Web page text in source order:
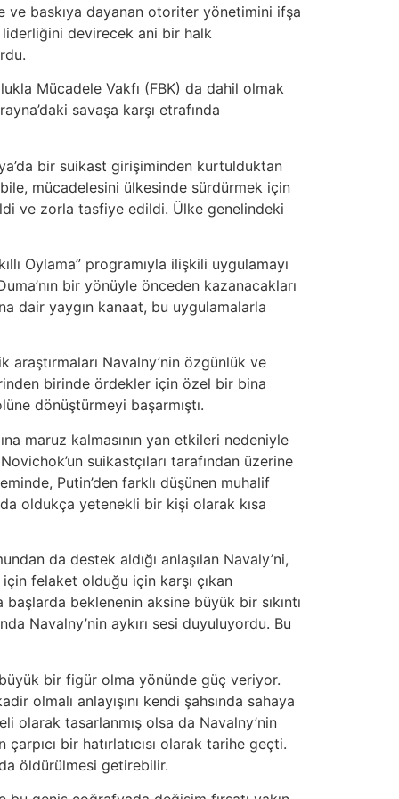
ve baskıya dayanan otoriter yönetimini ifşa
liderliğini devirecek ani bir halk
Mücadele Vakfı (FBK) da dahil olmak
savaşa karşı etrafında
bir suikast girişiminden kurtulduktan
bile, mücadelesini ülkesinde sürdürmek için
ve zorla tasfiye edildi. Ülke genelindeki
Oylama” programıyla ilişkili uygulamayı
bir yönüyle önceden kazanacakları
dair yaygın kanaat, bu uygulamalarla
Navalny’nin özgünlük ve
birinde ördekler için özel bir bina
dönüştürmeyi başarmıştı.
maruz kalmasının yan etkileri nedeniyle
suikastçıları tarafından üzerine
Putin’den farklı düşünen muhalif
oldukça yetenekli bir kişi olarak kısa
da destek aldığı anlaşılan Navaly’ni,
felaket olduğu için karşı çıkan
başlarda beklenenin aksine büyük bir sıkıntı
Navalny’nin aykırı sesi duyuluyordu. Bu
bir figür olma yönünde güç veriyor.
olmalı anlayışını kendi şahsında sahaya
olarak tasarlanmış olsa da Navalny’nin
bir hatırlatıcısı olarak tarihe geçti.
öldürülmesi getirebilir.